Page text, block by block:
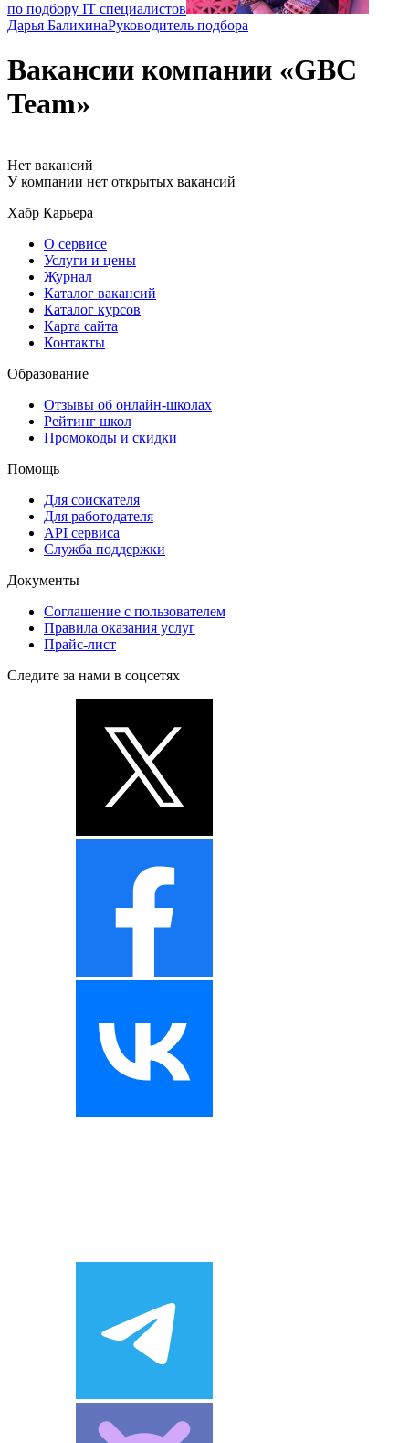
по подбору IT специалистов
Дарья БалихинаРуководитель подбора
Вакансии компании «GBC
Team»
Нет вакансий
У компании нет открытых вакансий
Хабр Карьера
О сервисе
Услуги и цены
Журнал
Каталог вакансий
Каталог курсов
Карта сайта
Контакты
Образование
Отзывы об онлайн-школах
Рейтинг школ
Промокоды и скидки
Помощь
Для соискателя
Для работодателя
API сервиса
Служба поддержки
Документы
Соглашение с пользователем
Правила оказания услуг
Прайс-лист
Следите за нами в соцсетях